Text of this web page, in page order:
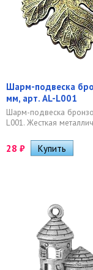
Шарм-подвеска
мм, арт. AL-L001
Шарм-подвеска
L001. Жесткая
28 ₽